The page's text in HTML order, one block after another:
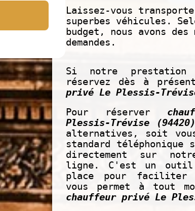
Laissez-vous
superbes véhicules.
budget, nous avons
demandes.
Si notre prestation
réservez dès à
privé Le Plessis-
Pour réserver
Plessis-Trévise (94420)
alternatives, soit
standard téléphonique
directement sur
ligne. C'est un
place pour faciliter
vous permet à tout
chauffeur privé Le